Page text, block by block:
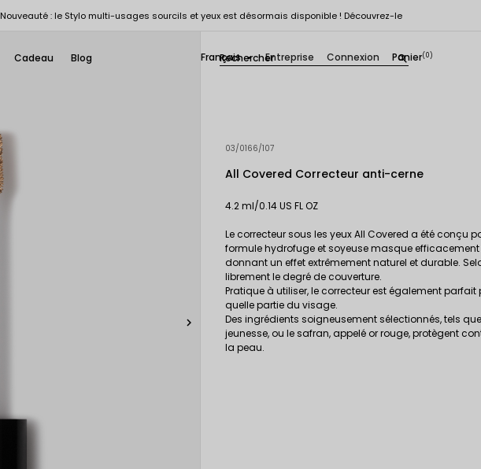
Nouveauté : le Stylo multi-usages sourcils et yeux est désormais disponible ! Découvrez-le
Cadeau Blog search
Français  Entreprise Connexion Panier(0)

03/0166/107
All Covered Correcteur anti-cerne
4.2 ml/0.14 US FL OZ
Le correcteur sous les yeux All Covered a été conçu
formule hydrofuge et soyeuse masque efficacement
donnant un effet extrêmement naturel et durable.
librement le degré de couverture.
Pratique à utiliser, le correcteur est également
quelle partie du visage.
Des ingrédients soigneusement sélectionnés, tels
jeunesse, ou le safran, appelé or rouge, protègent
la peau.